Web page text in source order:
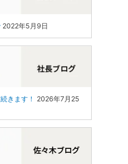
2022年5月9日
きます！
2026年7月25